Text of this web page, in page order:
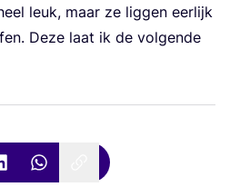
leuk, maar ze lig­gen eer­lijk
Deze laat ik de vol­gen­de